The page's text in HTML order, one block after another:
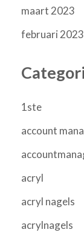
maart 2023
februari 2023
1ste
account
acryl
acryl nagels
acrylnagels